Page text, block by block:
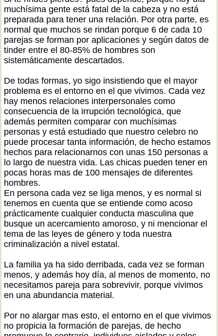
muchísima gente está fatal de la cabeza y no está
preparada para tener una relación. Por otra parte, es
normal que muchos se rindan porque 6 de cada 10
parejas se forman por aplicaciones y según datos de
tinder entre el 80-85% de hombres son
sistemáticamente descartados.
De todas formas, yo sigo insistiendo que el mayor
problema es el entorno en el que vivimos. Cada vez
hay menos relaciones interpersonales como
consecuencia de la irrupción tecnológica, que
además permiten comparar con muchísimas
personas y está estudiado que nuestro celebro no
puede procesar tanta información, de hecho estamos
hechos para relacionarnos con unas 150 personas a
lo largo de nuestra vida. Las chicas pueden tener en
pocas horas mas de 100 mensajes de diferentes
hombres.
En persona cada vez se liga menos, y es normal si
tenemos en cuenta que se entiende como acoso
prácticamente cualquier conducta masculina que
busque un acercamiento amoroso, y ni mencionar el
tema de las leyes de género y toda nuestra
criminalización a nivel estatal.
La familia ya ha sido derribada, cada vez se forman
menos, y además hoy día, al menos de momento, no
necesitamos pareja para sobrevivir, porque vivimos
en una abundancia material.
Por no alargar mas esto, el entorno en el que vivimos
no propicia la formación de parejas, de hecho